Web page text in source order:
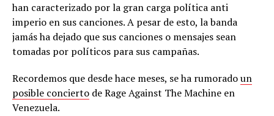
han caracterizado por la gran carga política anti
imperio en sus canciones. A pesar de esto, la banda
jamás ha dejado que sus canciones o mensajes sean
tomadas por políticos para sus campañas.
Recordemos que desde hace meses, se ha rumoradoun
posible concierto de Rage Against The Machine en
Venezuela.